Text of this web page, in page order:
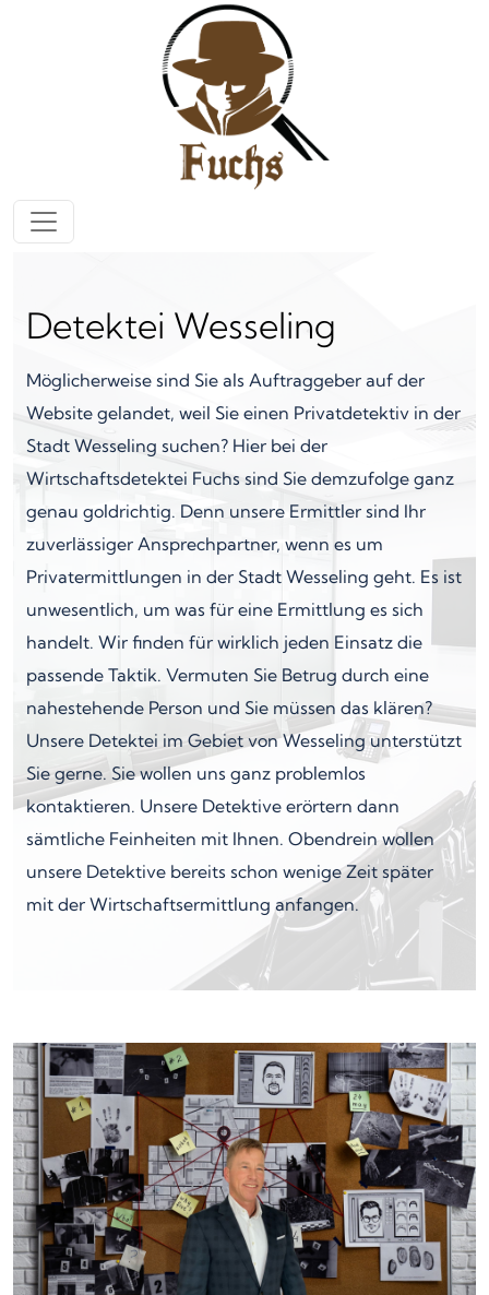
Zum Inhalt springen
Hauptnavigation
Detektei Wesseling
Möglicherweise sind Sie als Auftraggeber auf der
Website gelandet, weil Sie einen Privatdetektiv in der
Stadt Wesseling suchen? Hier bei der
Wirtschaftsdetektei Fuchs sind Sie demzufolge ganz
genau goldrichtig. Denn unsere Ermittler sind Ihr
zuverlässiger Ansprechpartner, wenn es um
Privatermittlungen in der Stadt Wesseling geht. Es ist
unwesentlich, um was für eine Ermittlung es sich
handelt. Wir finden für wirklich jeden Einsatz die
passende Taktik. Vermuten Sie Betrug durch eine
nahestehende Person und Sie müssen das klären?
Unsere Detektei im Gebiet von Wesseling unterstützt
Sie gerne. Sie wollen uns ganz problemlos
kontaktieren. Unsere Detektive erörtern dann
sämtliche Feinheiten mit Ihnen. Obendrein wollen
unsere Detektive bereits schon wenige Zeit später
mit der Wirtschaftsermittlung anfangen.